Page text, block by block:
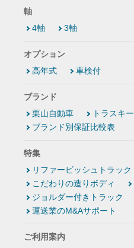
軸
4軸
3軸
オプション
高年式
車検付
ブランド
栗山自動車
トラスキー
ブランド別保証比較表
特集
リファービッシュトラック
こだわりの造りボディ
ジョルダー付きトラック
運送業のM&Aサポート
ご利用案内